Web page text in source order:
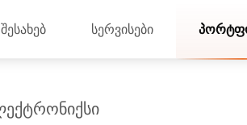
სერვისები